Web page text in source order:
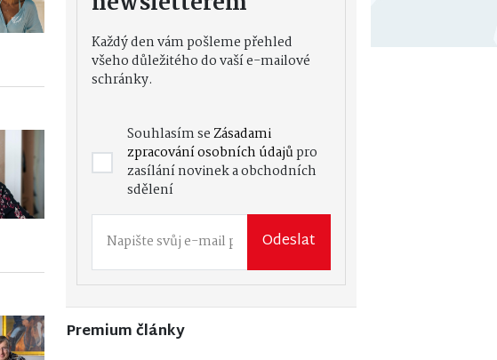
Každý den vám pošleme přehled
všeho důležitého do vaší e-mailové
schránky.
Souhlasím seZásadami
zpracování osobních údajůpro
zasílání novinek a obchodních
sdělení
Odeslat
Premium články